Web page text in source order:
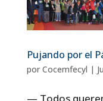
Pujando por el
por Cocemfecyl |
— Todos